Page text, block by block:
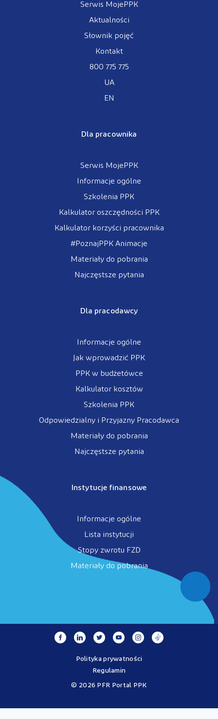
Serwis MojePPK
Aktualności
Słownik pojęć
Kontakt
800 775 775
UA
EN
Dla pracownika
Serwis MojePPK
Informacje ogólne
Szkolenia PPK
Kalkulator oszczędności PPK
Kalkulator korzyści pracownika
#PoznajPPK Animacje
Materiały do pobrania
Najczęstsze pytania
Dla pracodawcy
Informacje ogólne
Jak wprowadzić PPK
PPK w budżetówce
Kalkulator kosztów
Szkolenia PPK
Odpowiedzialny i Przyjazny Pracodawca
Materiały do pobrania
Najczęstsze pytania
Instytucje finansowe
Informacje ogólne
Lista instytucji
Stopy zwrotu FZD
Materiały do pobrania
© 2026 PFR Portal PPK
Polityka prywatności
Regulamin